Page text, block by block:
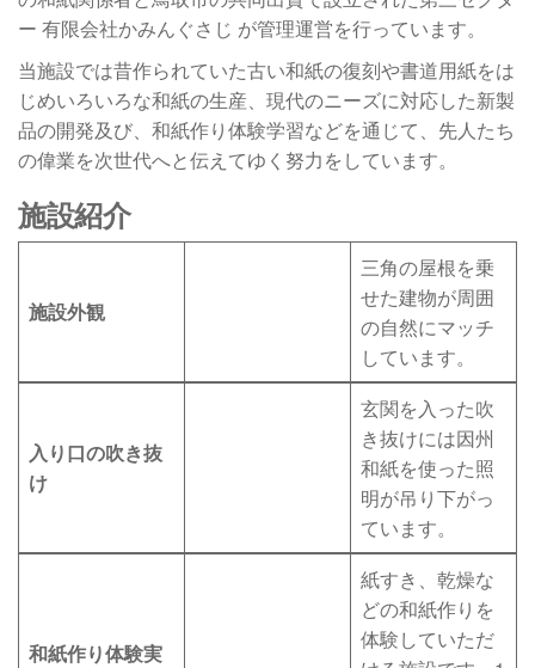
ー 有限会社かみんぐさじ が管理運営を行っています。
当施設では昔作られていた古い和紙の復刻や書道用紙をは
じめいろいろな和紙の生産、現代のニーズに対応した新製
品の開発及び、和紙作り体験学習などを通じて、先人たち
の偉業を次世代へと伝えてゆく努力をしています。
施設紹介
施設外観
三角の屋根を乗
せた建物が周囲
の自然にマッチ
しています。
入り口の吹き抜
け
玄関を入った吹
き抜けには因州
和紙を使った照
明が吊り下がっ
ています。
和紙作り体験実
紙すき、乾燥な
どの和紙作りを
体験していただ